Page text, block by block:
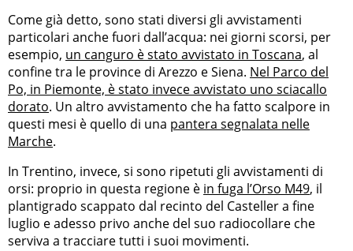
Come già detto, sono stati diversi gli avvistamenti
particolari anche fuori dall’acqua: nei giorni scorsi, per
esempio, un canguro è stato avvistato in Toscana, al
confine tra le province di Arezzo e Siena. Nel Parco del
Po, in Piemonte, è stato invece avvistato uno sciacallo
dorato. Un altro avvistamento che ha fatto scalpore in
questi mesi è quello di una pantera segnalata nelle
Marche.
In Trentino, invece, si sono ripetuti gli avvistamenti di
orsi: proprio in questa regione è in fuga l’Orso M49, il
plantigrado scappato dal recinto del Casteller a fine
luglio e adesso privo anche del suo radiocollare che
serviva a tracciare tutti i suoi movimenti.